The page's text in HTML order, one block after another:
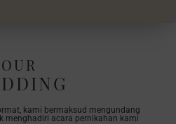
OUR
kami bermaksud mengundang
menghadiri acara pernikahan kami